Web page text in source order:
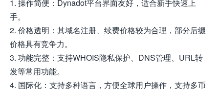
1. 操作简便：Dynadot平台界面友好，适合新手快速上
手。
2. 价格透明：其域名注册、续费价格较为合理，部分后缀
价格具有竞争力。
3. 功能完整：支持WHOIS隐私保护、DNS管理、URL转
发等常用功能。
4. 国际化：支持多种语言，方便全球用户操作，支持多币